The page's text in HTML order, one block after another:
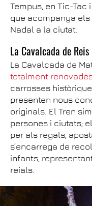
Tempus, en Tic-Tac
que acompanya els
Nadal a la ciutat.
La Cavalcada de
La Cavalcada de
totalment
carrosses
presenten nous
originals. El Tren
persones i ciutats;
per als regals,
s’encarrega de
infants,
reials.